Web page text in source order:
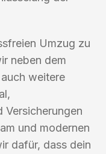
Umzug zu
neben dem
weitere
Versicherungen
und modernen
dafür, dass dein